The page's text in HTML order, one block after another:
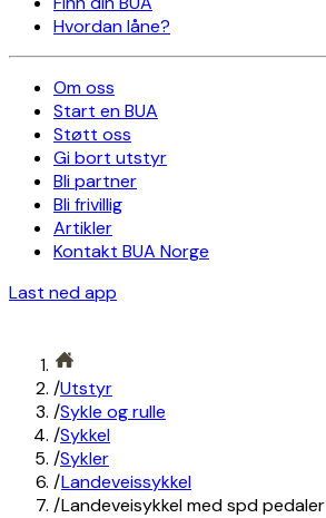
Hvordan låne?
Om oss
Start en BUA
Støtt oss
Gi bort utstyr
Bli partner
Bli frivillig
Artikler
Kontakt BUA Norge
Last ned app
/Utstyr
/Sykle og rulle
/Sykkel
/Sykler
/Landeveissykkel
/Landeveisykkel med spd pedaler